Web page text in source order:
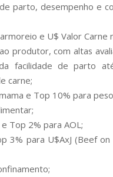
parto, desempenho e
e U$ Valor Carne
produtor, com altas
facilidade de parto
carne;
e Top 10% para
Top 2% para AOL;
3% para U$AxJ (Beef